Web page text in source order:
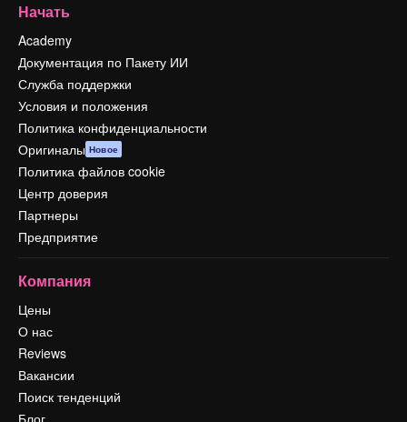
Начать
Academy
Документация по Пакету ИИ
Служба поддержки
Условия и положения
Политика конфиденциальности
Оригиналы Новое
Политика файлов cookie
Центр доверия
Партнеры
Предприятие
Компания
Цены
О нас
Reviews
Вакансии
Поиск тенденций
Блог